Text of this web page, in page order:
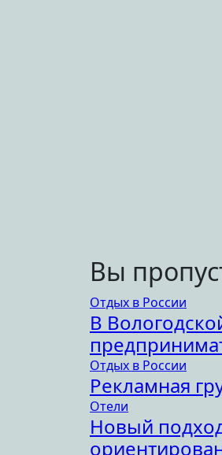
Вы
Отдых в России
В
Отдых в России
Рекламная
Отели
Новый